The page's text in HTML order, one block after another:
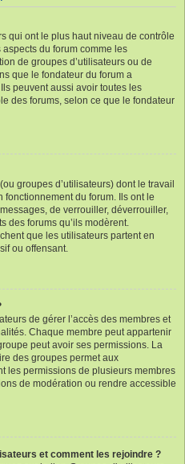
qui ont le plus haut niveau de contrôle
du forum comme les
de groupes d’utilisateurs ou de
que le fondateur du forum a
peuvent aussi avoir toutes les
des forums, selon ce que le fondateur
groupes d’utilisateurs) dont le travail
du forum. Ils ont le
de verrouiller, déverrouiller,
des forums qu’ils modèrent.
que les utilisateurs partent en
ou offensant.
de gérer l’accès des membres et
Chaque membre peut appartenir
peut avoir ses permissions. La
des groupes permet aux
les permissions de plusieurs membres
de modération ou rendre accessible
et comment les rejoindre ?